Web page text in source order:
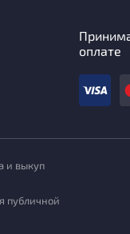
оплате
и выкуп
публичной